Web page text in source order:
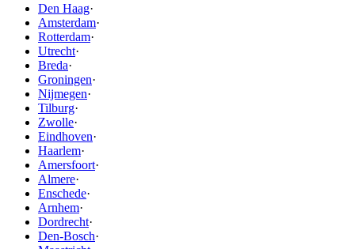
Den Haag·
Amsterdam·
Rotterdam·
Utrecht·
Breda·
Groningen·
Nijmegen·
Tilburg·
Zwolle·
Eindhoven·
Haarlem·
Amersfoort·
Almere·
Enschede·
Arnhem·
Dordrecht·
Den-Bosch·